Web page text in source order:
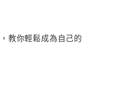
教你輕鬆成為自己的